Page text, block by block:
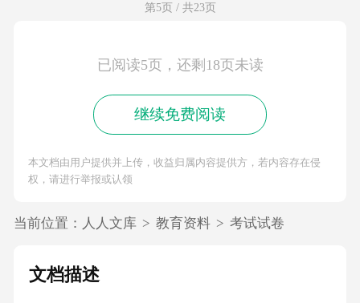
第5页 / 共23页
已阅读5页，还剩18页未读
继续免费阅读
本文档由用户提供并上传，收益归属内容提供方，若内容存在侵
权，请进行举报或认领
当前位置： 人人文库 > 教育资料 > 考试试卷
文档描述